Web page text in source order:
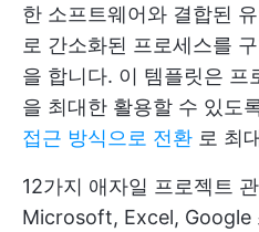
한 소프트웨어와 결합된
로 간소화된 프로세스를
을 합니다. 이 템플릿은 프
을 최대한 활용할 수 있도
접근 방식으로 전환 로 최
12가지 애자일 프로젝트
Microsoft, Excel, Google